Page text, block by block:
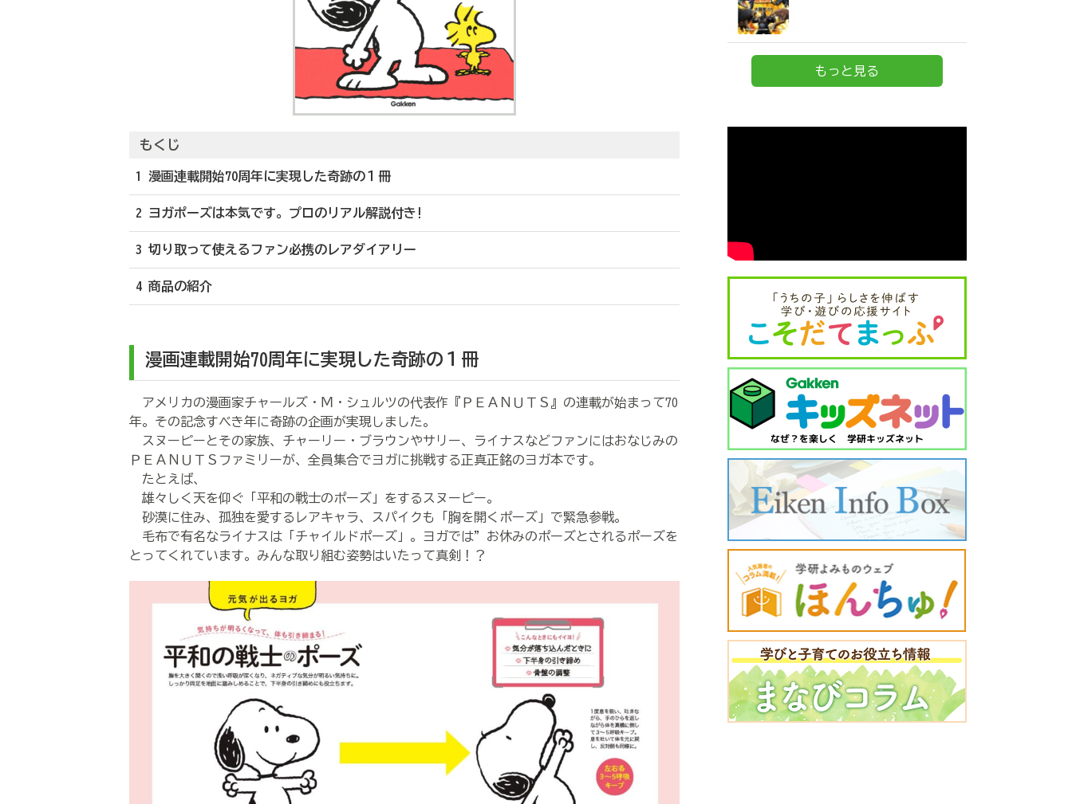
もくじ
1 漫画連載開始70周年に実現した奇跡の１冊
2 ヨガポーズは本気です。プロのリアル解説付き!
3 切り取って使えるファン必携のレアダイアリー
4 商品の紹介
漫画連載開始70周年に実現した奇跡の１冊
アメリカの漫画家チャールズ・Ｍ・シュルツの代表作『ＰＥＡＮＵＴＳ』の連載が始まって70
年。その記念すべき年に奇跡の企画が実現しました。
スヌーピーとその家族、チャーリー・ブラウンやサリー、ライナスなどファンにはおなじみの
ＰＥＡＮＵＴＳファミリーが、全員集合でヨガに挑戦する正真正銘のヨガ本です。
たとえば、
雄々しく天を仰ぐ「平和の戦士のポーズ」をするスヌーピー。
砂漠に住み、孤独を愛するレアキャラ、スパイクも「胸を開くポーズ」で緊急参戦。
毛布で有名なライナスは「チャイルドポーズ」。ヨガでは”お休みのポーズとされるポーズを
とってくれています。みんな取り組む姿勢はいたって真剣！？
もっと見る